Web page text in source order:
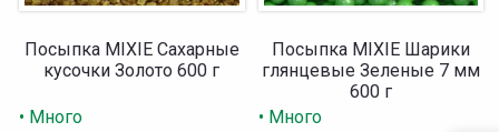
Посыпка MIXIE Сахарные
кусочки Золото 600 г
• Много
Посыпка MIXIE Шарики
глянцевые Зеленые 7 мм
600 г
• Много